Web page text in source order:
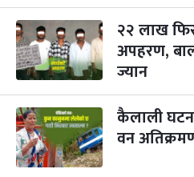
२५
बुध
भाइटीका
कार्तिक २५, २०८३ -Nov 11, 2026
२९
आइत
छठपर्व
कार्तिक २९, २०८३-Nov 15, 2026
१०
शुक्र
क्रिसमस डे
पौष १०, २०८३- Dec 25, 2026
२२ लाख
अपहरण,
ज्यान
कैलाली
वन